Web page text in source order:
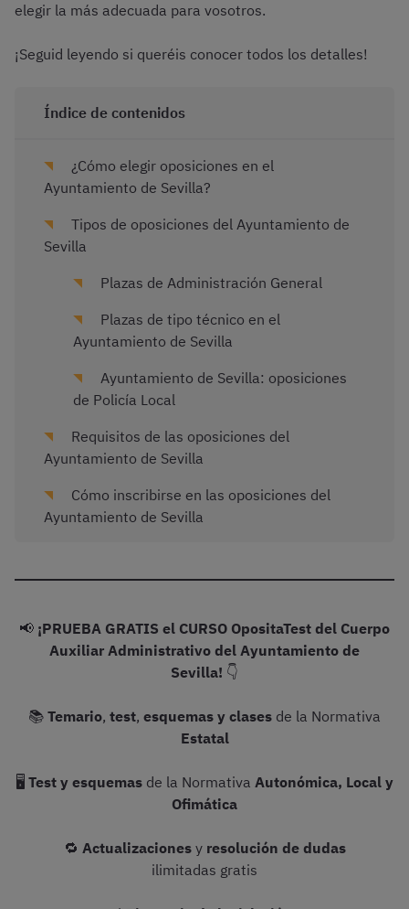
elegir la más adecuada para vosotros.
¡Seguid leyendo si queréis conocer todos los detalles!
Índice de contenidos
¿Cómo elegir oposiciones en el
Ayuntamiento de Sevilla?
Tipos de oposiciones del Ayuntamiento de
Sevilla
Plazas de Administración General
Plazas de tipo técnico en el
Ayuntamiento de Sevilla
Ayuntamiento de Sevilla: oposiciones
de Policía Local
Requisitos de las oposiciones del
Ayuntamiento de Sevilla
Cómo inscribirse en las oposiciones del
Ayuntamiento de Sevilla
📢 ¡PRUEBA GRATIS el CURSO OpositaTest del Cuerpo
Auxiliar Administrativo del Ayuntamiento de
Sevilla! 👇
📚 Temario, test, esquemas y clases de la Normativa
Estatal
🖥️ Test y esquemas de la Normativa Autonómica, Local y
Ofimática
🔁 Actualizaciones y resolución de dudas
ilimitadas gratis